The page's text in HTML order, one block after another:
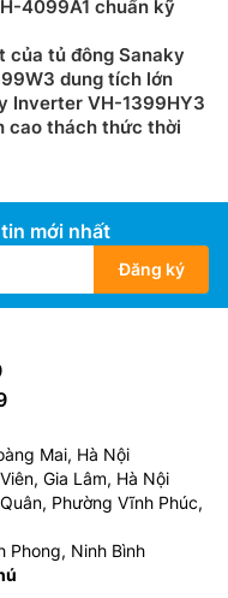
4099A1 chuẩn kỹ
của tủ đông Sanaky
dung tích lớn
Inverter VH-1399HY3
cao thách thức thời
mới nhất
Đăng ký
Mai, Hà Nội
Gia Lâm, Hà Nội
Phường Vĩnh Phúc,
Phong, Ninh Bình